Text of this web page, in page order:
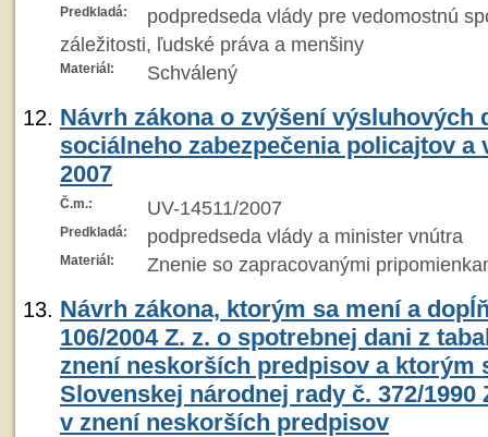
Predkladá:
podpredseda vlády pre vedomostnú
záležitosti, ľudské práva a menšiny
Materiál: Schválený
Návrh zákona o zvýšení výsluhových
sociálneho zabezpečenia policajtov a
2007
Č.m.: UV-14511/2007
Predkladá: podpredseda vlády a minister vnútra
Materiál: Znenie so zapracovanými
Návrh zákona, ktorým sa mení a
106/2004 Z. z. o spotrebnej dani z
znení neskorších predpisov a ktorým
Slovenskej národnej rady č. 372/
v znení neskorších predpisov